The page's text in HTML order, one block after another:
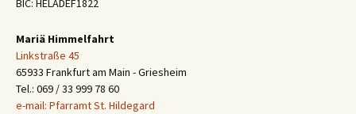
BIC: HELADEF1822
Mariä Himmelfahrt
Linkstraße 45
65933 Frankfurt am Main - Griesheim
Tel.: 069 / 33 999 78 60
e-mail: Pfarramt St. Hildegard